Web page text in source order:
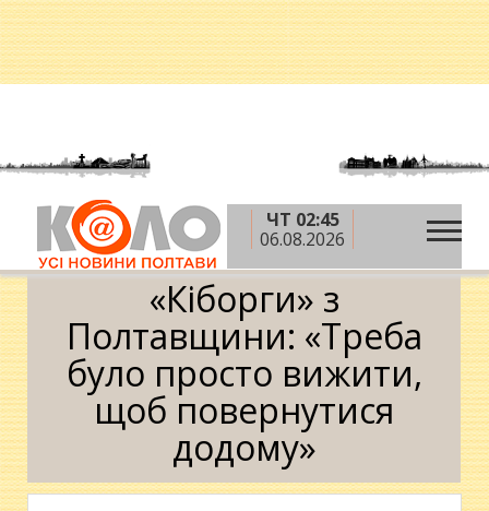
ЧТ 02:45
06.08.2026
Головна » АТО »«Кіборги» з Полтавщини: «Треба
було просто вижити, щоб повернутися додому»
«Кіборги» з
Полтавщини: «Треба
було просто вижити,
щоб повернутися
додому»